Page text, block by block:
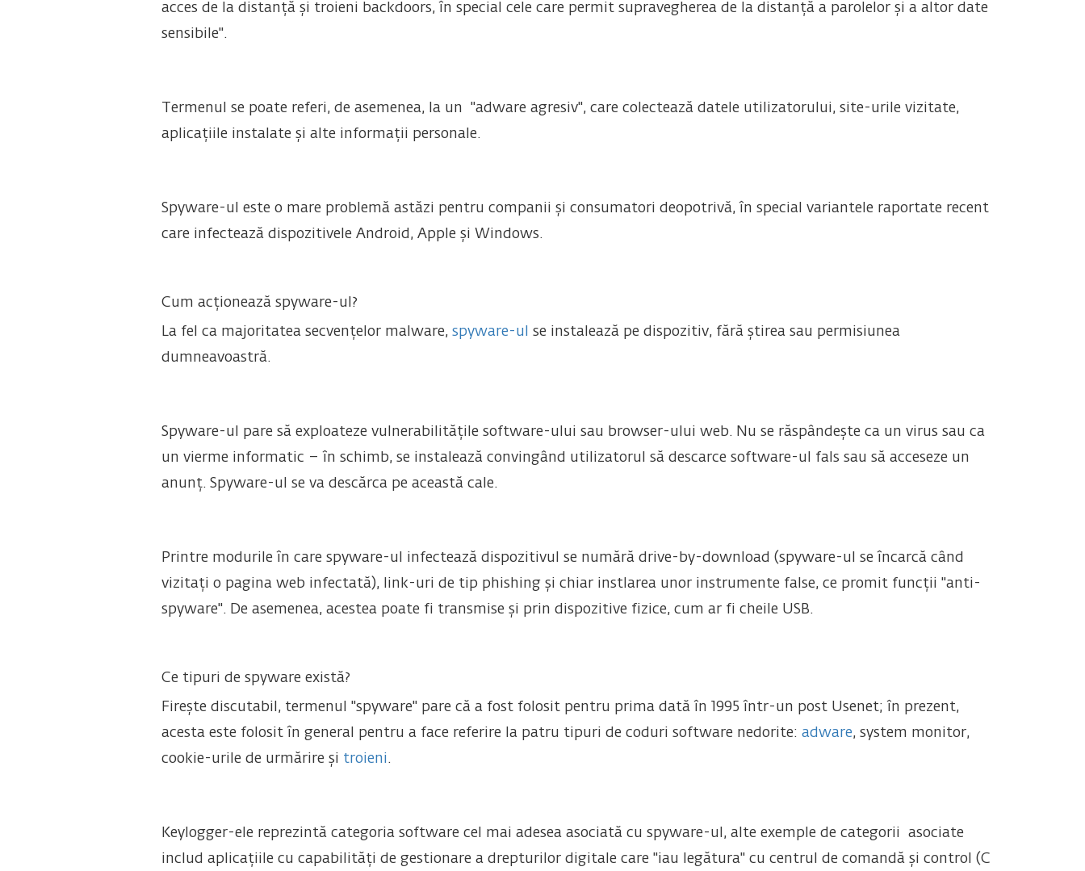
acces de la distanță și troieni backdoors, în special cele care permit supravegherea de la distanță a parolelor și a altor date
sensibile".
Termenul se poate referi, de asemenea, la un "adware agresiv", care colectează datele utilizatorului, site-urile vizitate,
aplicațiile instalate și alte informații personale.
Spyware-ul este o mare problemă astăzi pentru companii și consumatori deopotrivă, în special variantele raportate recent
care infectează dispozitivele Android, Apple și Windows.
Cum acționează spyware-ul?
La fel ca majoritatea secvențelor malware, spyware-ul
se instalează pe dispozitiv, fără știrea sau permisiunea
dumneavoastră.
Spyware-ul pare să exploateze vulnerabilitățile software-ului sau browser-ului web. Nu se răspândește ca un virus sau ca
un vierme informatic – în schimb, se instalează convingând utilizatorul să descarce software-ul fals sau să acceseze un
anunț. Spyware-ul se va descărca pe această cale.
Printre modurile în care spyware-ul infectează dispozitivul se numără drive-by-download (spyware-ul se încarcă când
vizitați o pagina web infectată), link-uri de tip phishing și chiar instlarea unor instrumente false, ce promit funcții "anti-
spyware". De asemenea, acestea poate fi transmise și prin dispozitive fizice, cum ar fi cheile USB.
Ce tipuri de spyware există?
Firește discutabil, termenul "spyware" pare că a fost folosit pentru prima dată în 1995 într-un post Usenet; în prezent,
acesta este folosit în general pentru a face referire la patru tipuri de coduri software nedorite: adware, system monitor,
cookie-urile de urmărire și troieni.
Keylogger-ele reprezintă categoria software cel mai adesea asociată cu spyware-ul, alte exemple de categorii asociate
includ aplicațiile cu capabilități de gestionare a drepturilor digitale care "iau legătura" cu centrul de comandă și control (C